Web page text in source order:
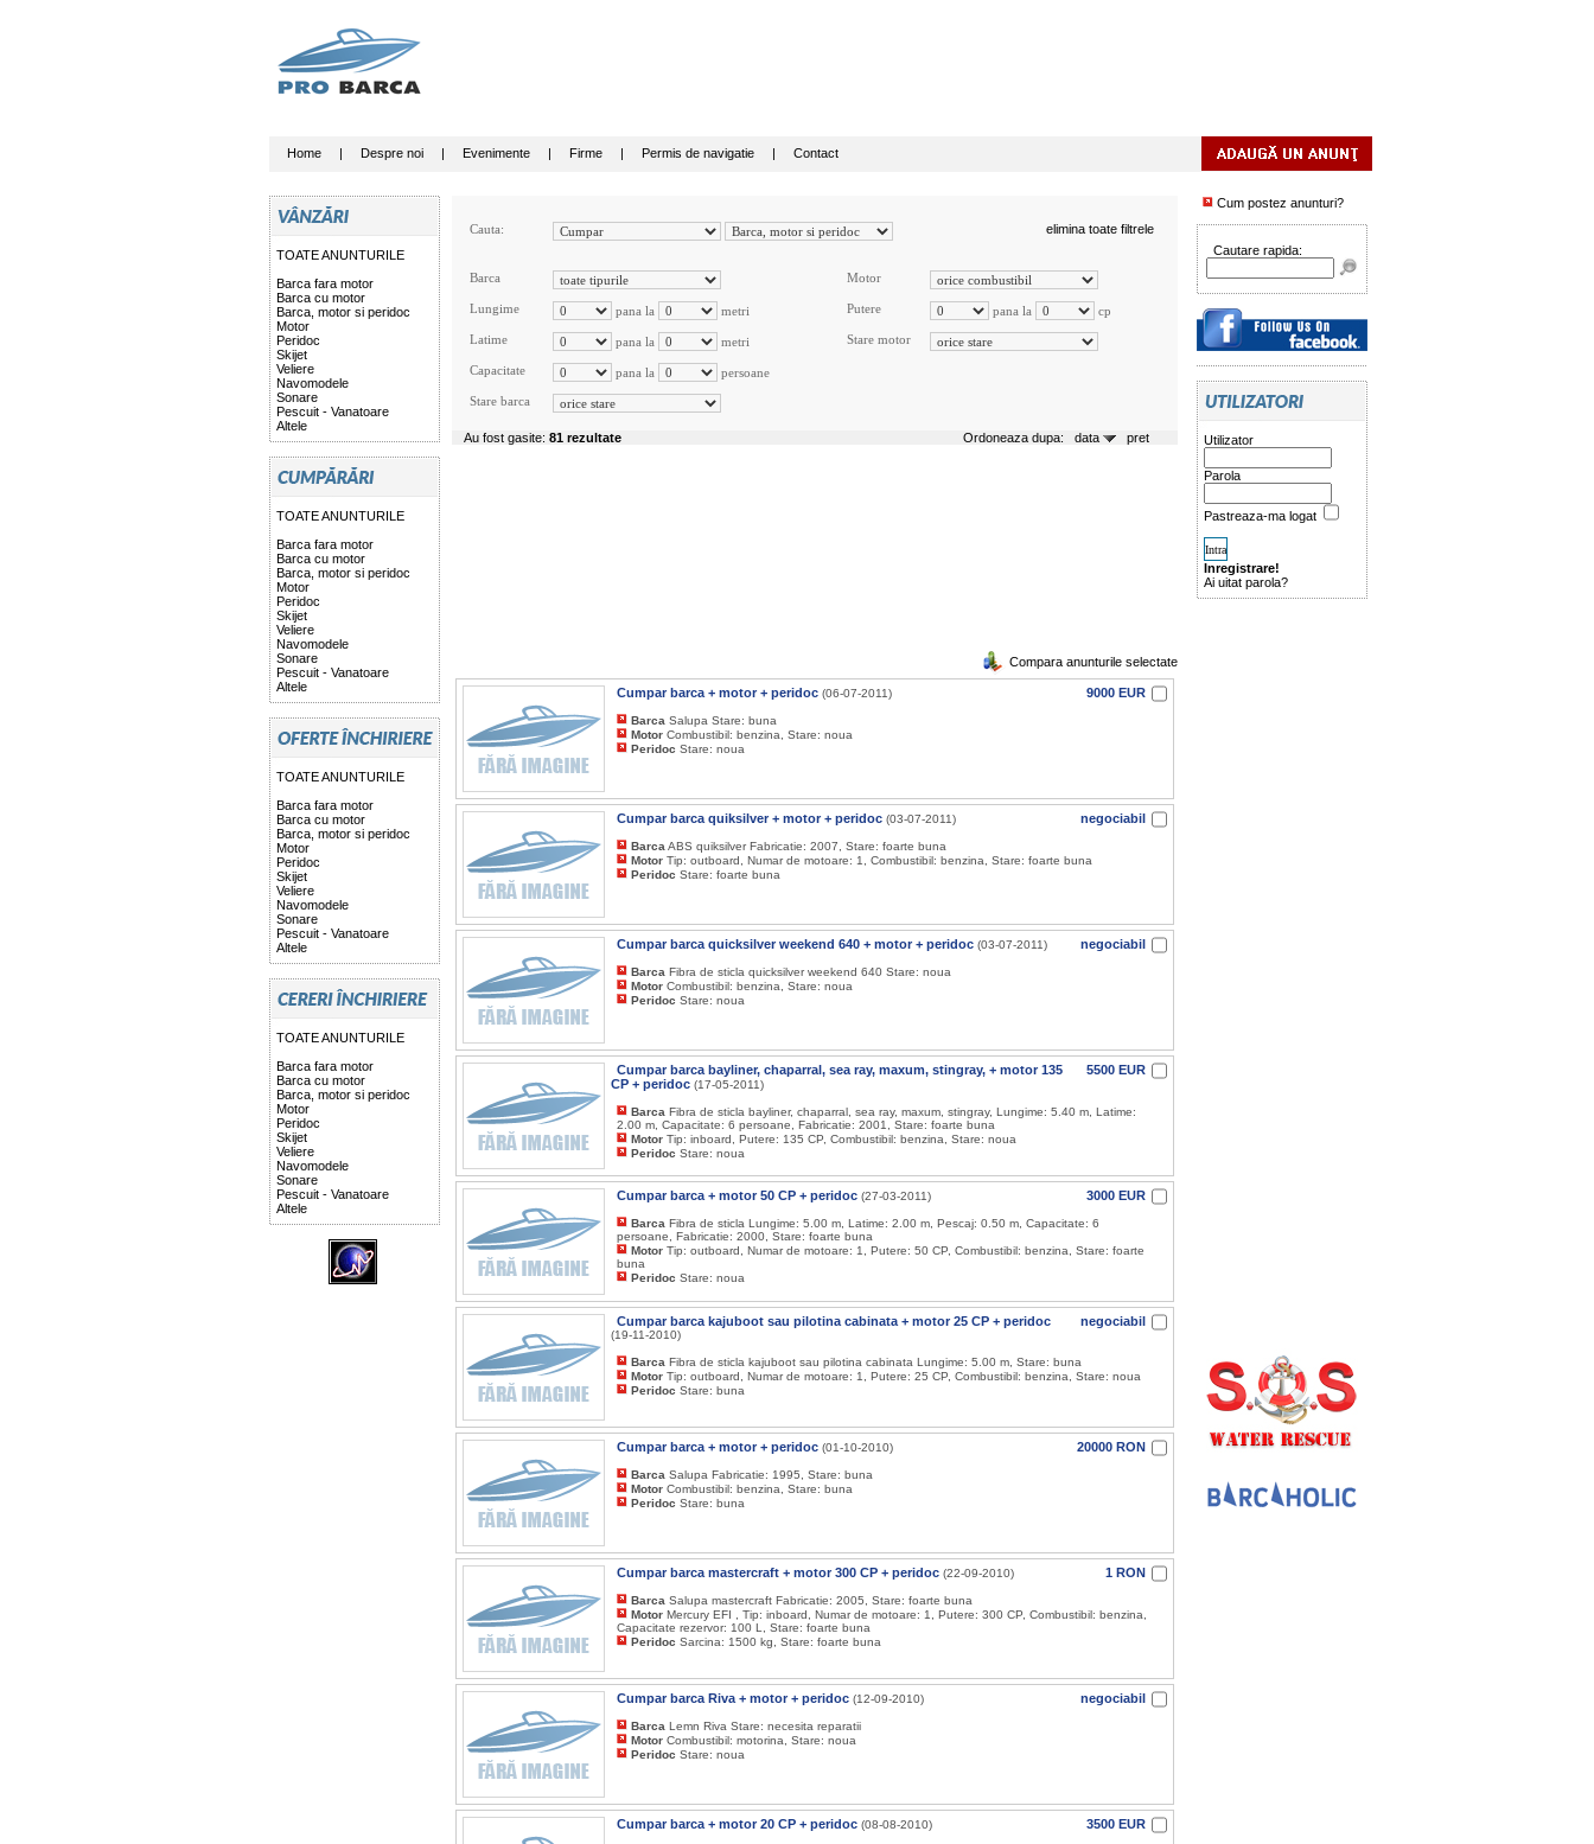
Home | Despre noi | Evenimente | Firme | Permis de navigatie | Contact
TOATE ANUNTURILE
Barca fara motor
Barca cu motor
Barca, motor si peridoc
Motor
Peridoc
Skijet
Veliere
Navomodele
Sonare
Pescuit - Vanatoare
Altele
TOATE ANUNTURILE
Barca fara motor
Barca cu motor
Barca, motor si peridoc
Motor
Peridoc
Skijet
Veliere
Navomodele
Sonare
Pescuit - Vanatoare
Altele
TOATE ANUNTURILE
Barca fara motor
Barca cu motor
Barca, motor si peridoc
Motor
Peridoc
Skijet
Veliere
Navomodele
Sonare
Pescuit - Vanatoare
Altele
TOATE ANUNTURILE
Barca fara motor
Barca cu motor
Barca, motor si peridoc
Motor
Peridoc
Skijet
Veliere
Navomodele
Sonare
Pescuit - Vanatoare
Altele
Cauta: elimina toate filtrele
Barca
Lungime pana la
metri
Latime
pana la
metri
Capacitate
pana la
persoane
Stare barca
Motor
Putere pana la
cp
Stare motor
Au fost gasite: 81 rezultate Ordoneaza dupa: data pret
Compara anunturile selectate
Cumpar barca + motor + peridoc (06-07-2011) 9000 EUR
Barca Salupa Stare: buna
Motor Combustibil: benzina, Stare: noua
Peridoc Stare: noua
Cumpar barca quiksilver + motor + peridoc (03-07-2011) negociabil
Barca ABS quiksilver Fabricatie: 2007, Stare: foarte buna
Motor Tip: outboard, Numar de motoare: 1, Combustibil: benzina, Stare: foarte buna
Peridoc Stare: foarte buna
Cumpar barca quicksilver weekend 640 + motor + peridoc (03-07-2011) negociabil
Barca Fibra de sticla quicksilver weekend 640 Stare: noua
Motor Combustibil: benzina, Stare: noua
Peridoc Stare: noua
Cumpar barca bayliner, chaparral, sea ray, maxum, stingray, + motor 135
CP + peridoc (17-05-2011)
5500 EUR
Barca Fibra de sticla bayliner, chaparral, sea ray, maxum, stingray, Lungime: 5.40 m, Latime:
2.00 m, Capacitate: 6 persoane, Fabricatie: 2001, Stare: foarte buna
Motor Tip: inboard, Putere: 135 CP, Combustibil: benzina, Stare: noua
Peridoc Stare: noua
Cumpar barca + motor 50 CP + peridoc (27-03-2011) 3000 EUR
Barca Fibra de sticla Lungime: 5.00 m, Latime: 2.00 m, Pescaj: 0.50 m, Capacitate: 6
persoane, Fabricatie: 2000, Stare: foarte buna
Motor Tip: outboard, Numar de motoare: 1, Putere: 50 CP, Combustibil: benzina, Stare: foarte
buna
Peridoc Stare: noua
Cumpar barca kajuboot sau pilotina cabinata + motor 25 CP + peridoc
(19-11-2010)
negociabil
Barca Fibra de sticla kajuboot sau pilotina cabinata Lungime: 5.00 m, Stare: buna
Motor Tip: outboard, Numar de motoare: 1, Putere: 25 CP, Combustibil: benzina, Stare: noua
Peridoc Stare: buna
Cumpar barca + motor + peridoc (01-10-2010) 20000 RON
Barca Salupa Fabricatie: 1995, Stare: buna
Motor Combustibil: benzina, Stare: buna
Peridoc Stare: buna
Cumpar barca mastercraft + motor 300 CP + peridoc (22-09-2010) 1 RON
Barca Salupa mastercraft Fabricatie: 2005, Stare: foarte buna
Motor Mercury EFI , Tip: inboard, Numar de motoare: 1, Putere: 300 CP, Combustibil: benzina,
Capacitate rezervor: 100 L, Stare: foarte buna
Peridoc Sarcina: 1500 kg, Stare: foarte buna
Cumpar barca Riva + motor + peridoc (12-09-2010) negociabil
Barca Lemn Riva Stare: necesita reparatii
Motor Combustibil: motorina, Stare: noua
Peridoc Stare: noua
Cumpar barca + motor 20 CP + peridoc (08-08-2010) 3500 EUR
Cum postez anunturi?
Cautare rapida:
Utilizator
Parola
Pastreaza-ma logat
Inregistrare!
Ai uitat parola?